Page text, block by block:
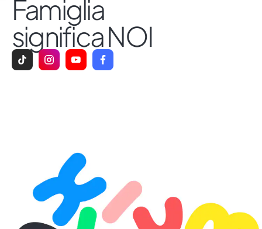
Famiglia
significa NOI